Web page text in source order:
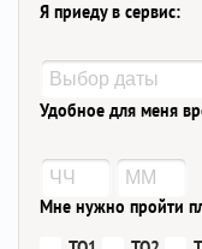
Я приеду в сервис:
Удобное для меня
Мне нужно пройти